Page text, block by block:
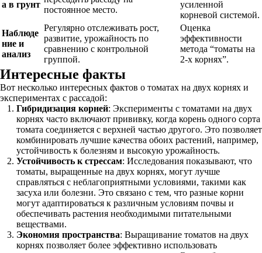
а в грунт
постоянное место.
усиленной
корневой системой.
Наблюде
ние и
анализ
Регулярно отслеживать рост,
развитие, урожайность по
сравнению с контрольной
группой.
Оценка
эффективности
метода “томаты на
2-х корнях”.
Интересные факты
Вот несколько интересных фактов о томатах на двух корнях и
экспериментах с рассадой:
Гибридизация корней: Эксперименты с томатами на двух
корнях часто включают прививку, когда корень одного сорта
томата соединяется с верхней частью другого. Это позволяет
комбинировать лучшие качества обоих растений, например,
устойчивость к болезням и высокую урожайность.
Устойчивость к стрессам: Исследования показывают, что
томаты, выращенные на двух корнях, могут лучше
справляться с неблагоприятными условиями, такими как
засуха или болезни. Это связано с тем, что разные корни
могут адаптироваться к различным условиям почвы и
обеспечивать растения необходимыми питательными
веществами.
Экономия пространства: Выращивание томатов на двух
корнях позволяет более эффективно использовать